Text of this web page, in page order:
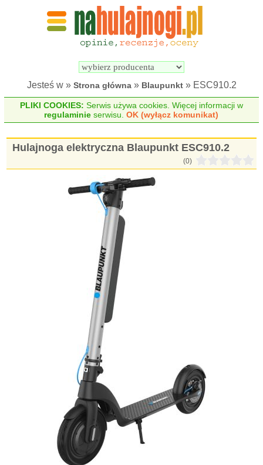
Wyszukiwarka
elektrycznych
Jesteś w » Strona główna» Blaupunkt» ESC910.2
PLIKI COOKIES: Serwis używa cookies. Więcej informacji w
regulaminie serwisu.OK (wyłącz komunikat)
Hulajnoga elektryczna Blaupunkt ESC910.2
(0)